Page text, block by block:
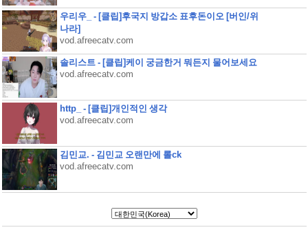
우리우_ - [클립]후국지 방갑소 표후돈이오 [버인/위
나라]
vod.afreecatv.com
솔리스트 - [클립]케이 궁금한거 뭐든지 물어보세요
vod.afreecatv.com
http_ - [클립]개인적인 생각
vod.afreecatv.com
김민교. - 김민교 오랜만에 롤ck
vod.afreecatv.com